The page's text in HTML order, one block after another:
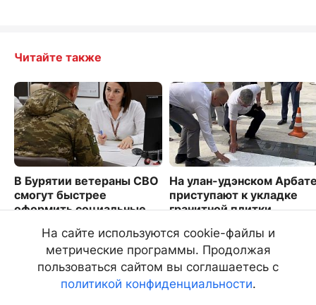
Читайте также
В Бурятии ветераны СВО
смогут быстрее
оформить социальные
На улан-удэнском
приступают к укладке
гранитной плитки
1824
На сайте используются cookie-файлы и
метрические программы. Продолжая
пользоваться сайтом вы соглашаетесь с
политикой конфиденциальности.